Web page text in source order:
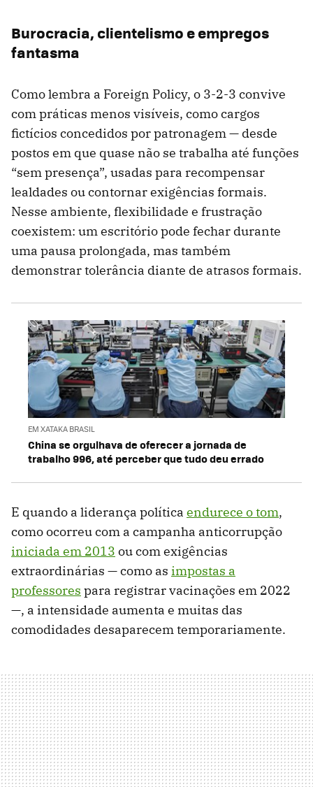
Burocracia, clientelismo e empregos
fantasma
Como lembra a Foreign Policy, o 3-2-3 convive
com práticas menos visíveis, como cargos
fictícios concedidos por patronagem — desde
postos em que quase não se trabalha até funções
“sem presença”, usadas para recompensar
lealdades ou contornar exigências formais.
Nesse ambiente, flexibilidade e frustração
coexistem: um escritório pode fechar durante
uma pausa prolongada, mas também
demonstrar tolerância diante de atrasos formais.
EM XATAKA BRASIL
China se orgulhava de oferecer a jornada de
trabalho 996, até perceber que tudo deu errado
E quando a liderança política endurece o tom,
como ocorreu com a campanha anticorrupção
iniciada em 2013 ou com exigências
extraordinárias — como as impostas a
professores para registrar vacinações em 2022
—, a intensidade aumenta e muitas das
comodidades desaparecem temporariamente.